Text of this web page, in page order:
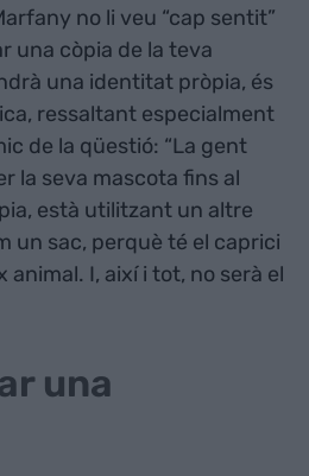
no li veu “cap sentit”
una còpia de la teva
una identitat pròpia, és
ressaltant especialment
de la qüestió: “La gent
la seva mascota fins al
està utilitzant un altre
un sac, perquè té el caprici
I, així i tot, no serà el
una